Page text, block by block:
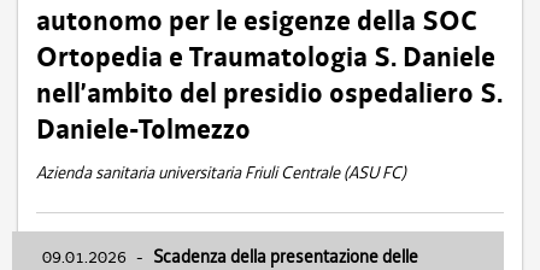
autonomo per le esigenze della SOC
Ortopedia e Traumatologia S. Daniele
nell’ambito del presidio ospedaliero S.
Daniele-Tolmezzo
Azienda sanitaria universitaria Friuli Centrale (ASU FC)
09.01.2026 - Scadenza della presentazione delle